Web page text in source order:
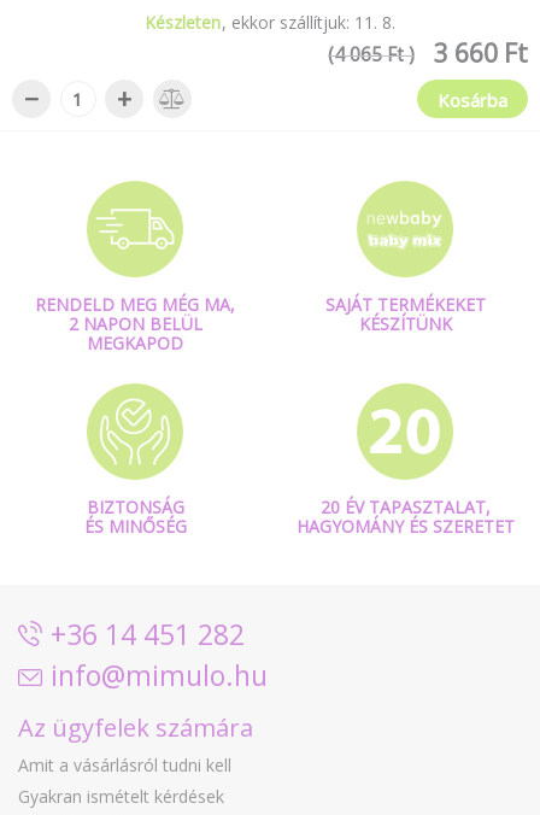
Készleten ekkor szállítjuk: 11 . 8.
3 660 Ft
(4 065 Ft )
− + Kosárba
RENDELD MEG MÉG MA,
2 NAPON BELÜL
MEGKAPOD
SAJÁT TERMÉKEKET
KÉSZÍTÜNK
BIZTONSÁG
ÉS MINŐSÉG
20 ÉV TAPASZTALAT,
HAGYOMÁNY ÉS SZERETET
+36 14 451 282
info@mimulo.hu
Az ügyfelek számára
Amit a vásárlásról tudni kell
Gyakran ismételt kérdések